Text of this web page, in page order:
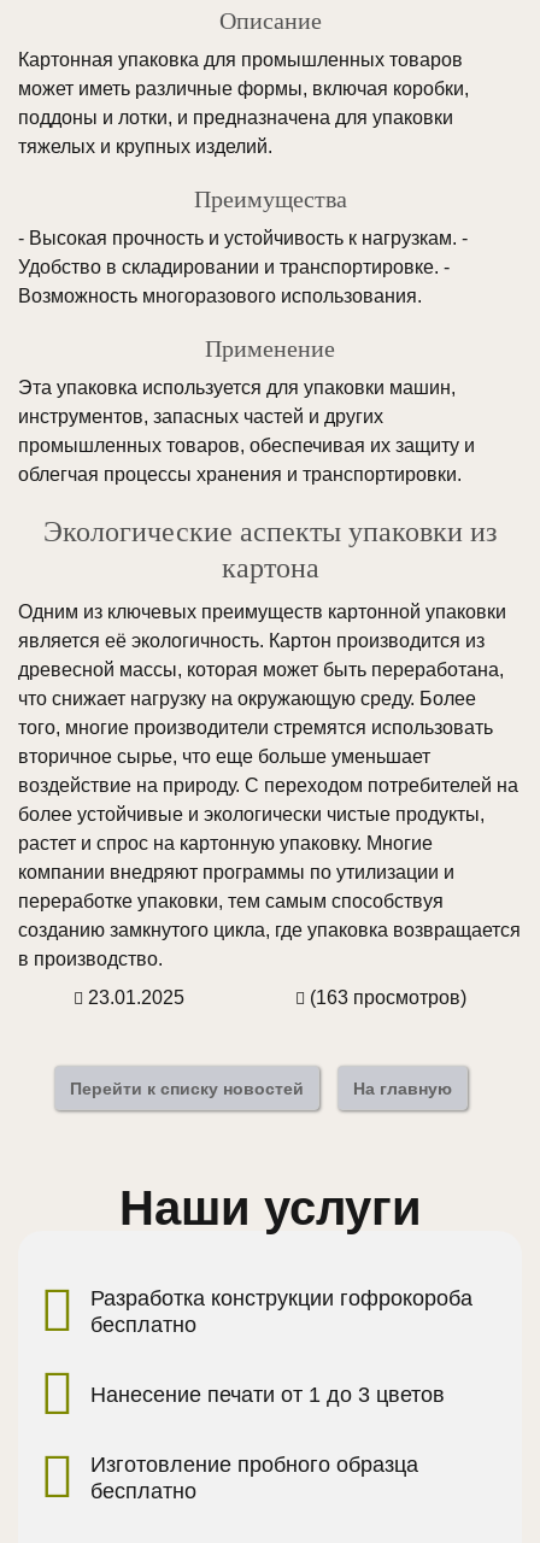
Описание
Картонная упаковка для промышленных товаров
может иметь различные формы, включая коробки,
поддоны и лотки, и предназначена для упаковки
тяжелых и крупных изделий.
Преимущества
- Высокая прочность и устойчивость к нагрузкам. -
Удобство в складировании и транспортировке. -
Возможность многоразового использования.
Применение
Эта упаковка используется для упаковки машин,
инструментов, запасных частей и других
промышленных товаров, обеспечивая их защиту и
облегчая процессы хранения и транспортировки.
Экологические аспекты упаковки из
картона
Одним из ключевых преимуществ картонной упаковки
является её экологичность. Картон производится из
древесной массы, которая может быть переработана,
что снижает нагрузку на окружающую среду. Более
того, многие производители стремятся использовать
вторичное сырье, что еще больше уменьшает
воздействие на природу. С переходом потребителей на
более устойчивые и экологически чистые продукты,
растет и спрос на картонную упаковку. Многие
компании внедряют программы по утилизации и
переработке упаковки, тем самым способствуя
созданию замкнутого цикла, где упаковка возвращается
в производство.
23.01.2025
(163 просмотров)
Перейти к списку новостей На главную
Наши услуги
Разработка конструкции гофрокороба
бесплатно
Нанесение печати от 1 до 3 цветов
Изготовление пробного образца
бесплатно